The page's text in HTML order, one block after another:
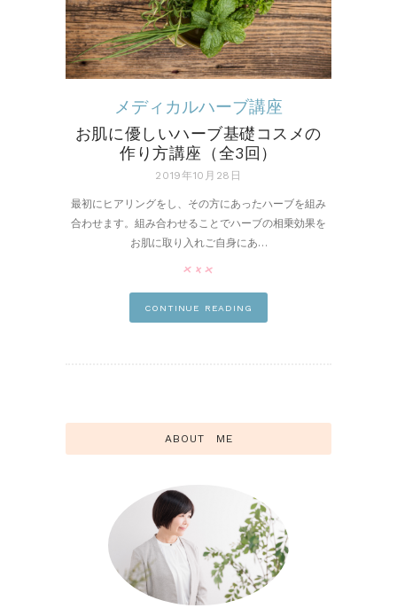
メディカルハーブ講座
お肌に優しいハーブ基礎コスメの
作り方講座（全3回）
2019年10月28日
最初にヒアリングをし、その方にあったハーブを組み
合わせます。組み合わせることでハーブの相乗効果を
お肌に取り入れご自身にあ…
CONTINUE READING
ABOUT ME